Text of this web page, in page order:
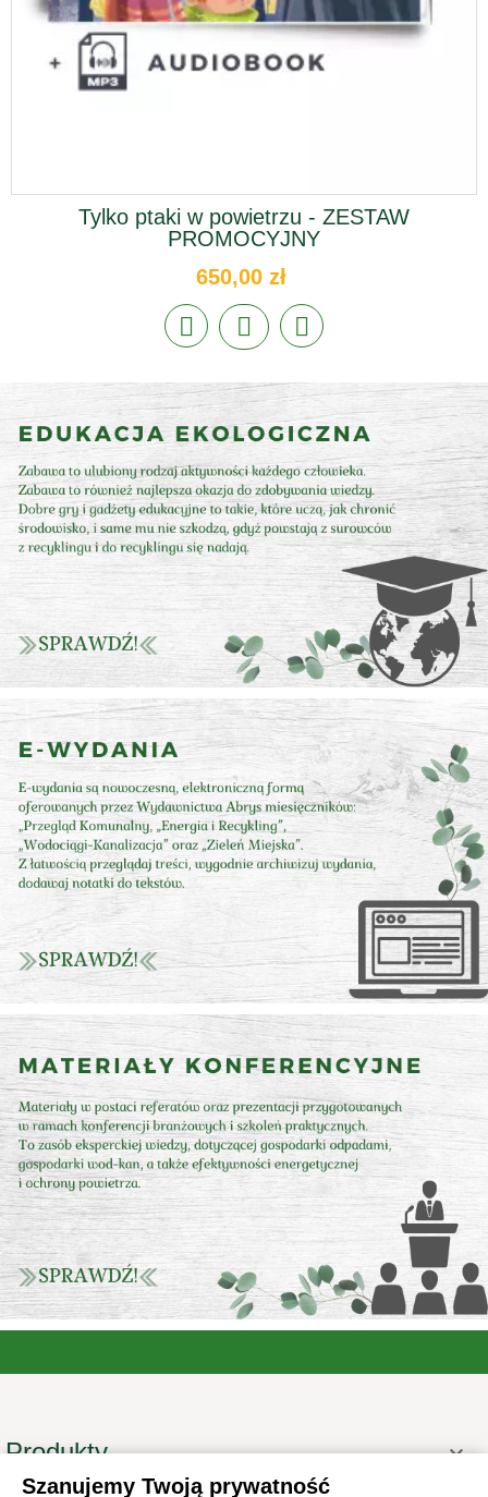
Tylko ptaki w powietrzu - ZESTAW
PROMOCYJNY
650,00 zł
Produkty 
Informacje
Szanujemy Twoją prywatność